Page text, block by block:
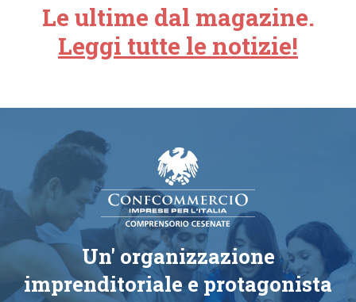
Le ultime dal magazine.
Leggi tutte le notizie!
Un' organizzazione
imprenditoriale e protagonista